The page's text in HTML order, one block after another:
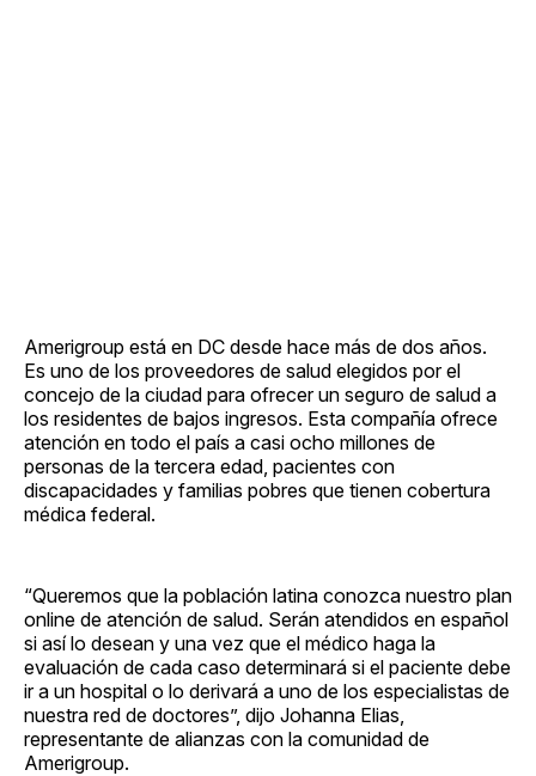
Amerigroup está en DC desde hace más de dos años.
Es uno de los proveedores de salud elegidos por el
concejo de la ciudad para ofrecer un seguro de salud a
los residentes de bajos ingresos. Esta compañía ofrece
atención en todo el país a casi ocho millones de
personas de la tercera edad, pacientes con
discapacidades y familias pobres que tienen cobertura
médica federal.
“Queremos que la población latina conozca nuestro plan
online de atención de salud. Serán atendidos en español
si así lo desean y una vez que el médico haga la
evaluación de cada caso determinará si el paciente debe
ir a un hospital o lo derivará a uno de los especialistas de
nuestra red de doctores”, dijo Johanna Elias,
representante de alianzas con la comunidad de
Amerigroup.